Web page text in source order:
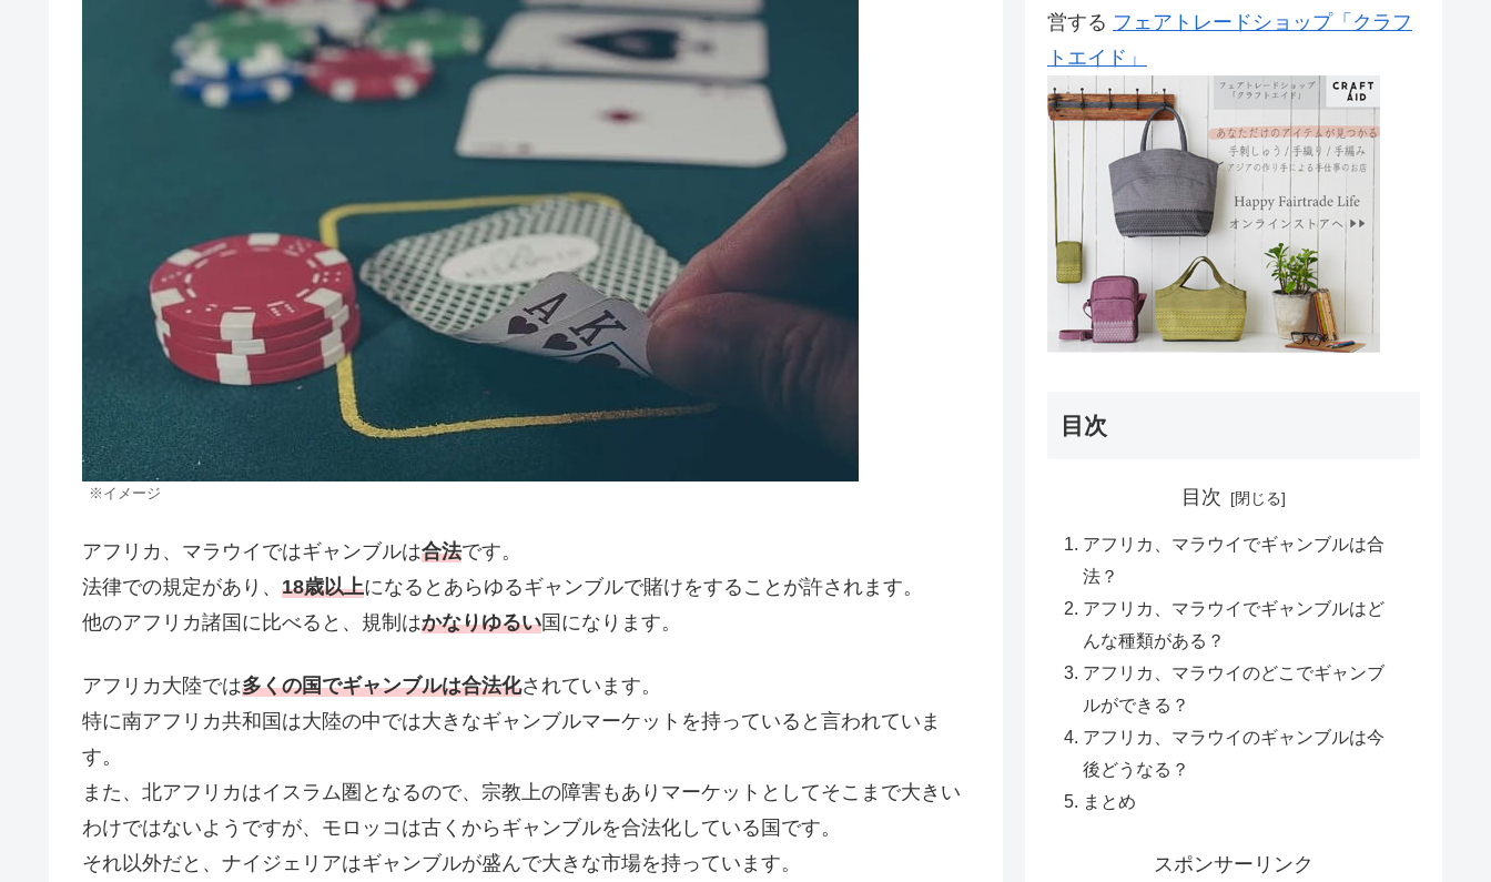
※イメージ
アフリカ、マラウイではギャンブルは合法です。
法律での規定があり、 18歳以上になるとあらゆるギャンブルで賭けをすることが許されます。
他のアフリカ諸国に比べると、規制はかなりゆるい国になります。
アフリカ大陸では多くの国でギャンブルは合法化されています。
特に南アフリカ共和国は大陸の中では大きなギャンブルマーケットを持っていると言われていま
す。
また、北アフリカはイスラム圏となるので、宗教上の障害もありマーケットとしてそこまで大きい
わけではないようですが、モロッコは古くからギャンブルを合法化している国です。
それ以外だと、ナイジェリアはギャンブルが盛んで大きな市場を持っています。
営する フェアトレードショップ「クラフ
トエイド」
目次
目次
アフリカ、マラウイでギャンブルは合
法？
アフリカ、マラウイでギャンブルはど
んな種類がある？
アフリカ、マラウイのどこでギャンブ
ルができる？
アフリカ、マラウイのギャンブルは今
後どうなる？
まとめ
スポンサーリンク